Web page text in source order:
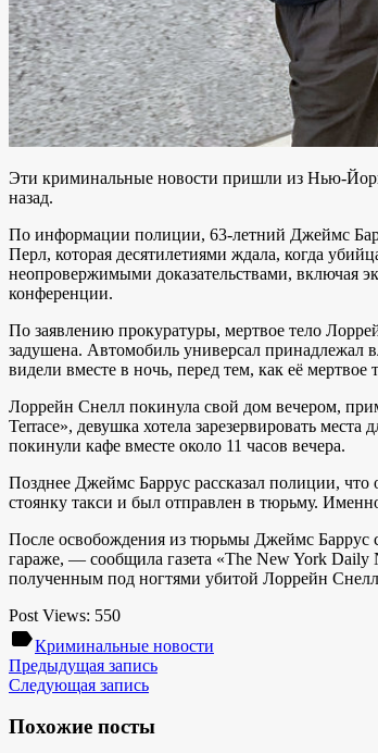
Эти криминальные новости пришли из Нью-
назад.
По информации полиции, 63-летний Джеймс
Перл, которая десятилетиями ждала, когда
неопровержимыми доказательствами, включая
конференции.
По заявлению прокуратуры, мертвое тело
задушена. Автомобиль универсал принадлежал
видели вместе в ночь, перед тем, как её
Лоррейн Снелл покинула свой дом вечером,
Terrace», девушка хотела зарезервировать
покинули кафе вместе около 11 часов вечера.
Позднее Джеймс Баррус рассказал полиции,
стоянку такси и был отправлен в тюрьму.
После освобождения из тюрьмы Джеймс Баррус
гараже, — сообщила газета «The New York
полученным под ногтями убитой Лоррейн
Post Views: 550
labelКриминальные новости
Предыдущая запись
Следующая запись
Похожие посты